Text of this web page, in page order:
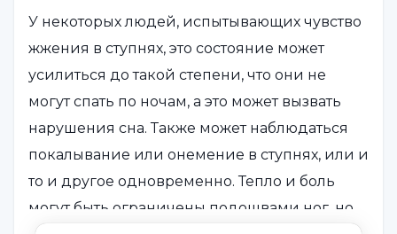
У некоторых людей, испытывающих чувство
жжения в ступнях, это состояние может
усилиться до такой степени, что они не
могут спать по ночам, а это может вызвать
нарушения сна. Также может наблюдаться
покалывание или онемение в ступнях, или и
то и другое одновременно. Тепло и боль
могут быть ограничены подошвами ног, но